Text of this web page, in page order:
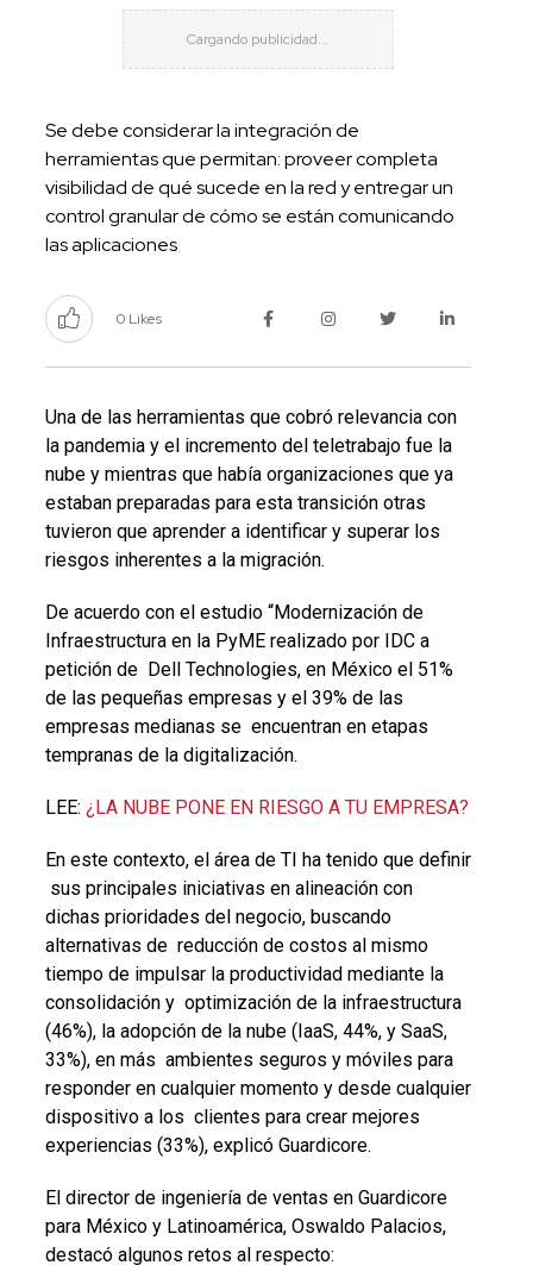
Se debe considerar la integración de
herramientas que permitan: proveer completa
visibilidad de qué sucede en la red y entregar un
control granular de cómo se están comunicando
las aplicaciones
0 Likes
Una de las herramientas que cobró relevancia con
la pandemia y el incremento del teletrabajo fue la
nube y mientras que había organizaciones que ya
estaban preparadas para esta transición otras
tuvieron que aprender a identificar y superar los
riesgos inherentes a la migración.
De acuerdo con el estudio “Modernización de
Infraestructura en la PyME realizado por IDC a
petición de Dell Technologies, en México el 51%
de las pequeñas empresas y el 39% de las
empresas medianas se encuentran en etapas
tempranas de la digitalización.
LEE: ¿LA NUBE PONE EN RIESGO A TU EMPRESA?
En este contexto, el área de TI ha tenido que definir
sus principales iniciativas en alineación con
dichas prioridades del negocio, buscando
alternativas de reducción de costos al mismo
tiempo de impulsar la productividad mediante la
consolidación y optimización de la infraestructura
(46%), la adopción de la nube (IaaS, 44%, y SaaS,
33%), en más ambientes seguros y móviles para
responder en cualquier momento y desde cualquier
dispositivo a los clientes para crear mejores
experiencias (33%), explicó Guardicore.
El director de ingeniería de ventas en Guardicore
para México y Latinoamérica, Oswaldo Palacios,
destacó algunos retos al respecto: